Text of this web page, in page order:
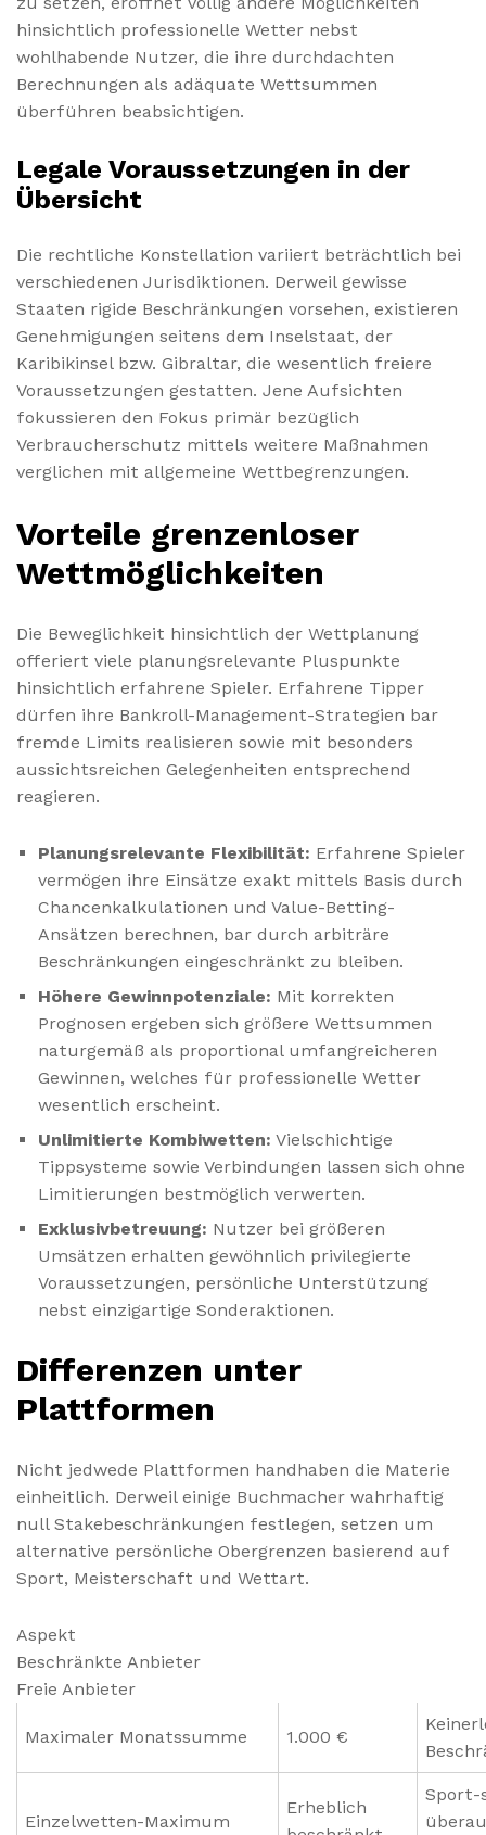
hinsichtlich professionelle Wetter nebst
wohlhabende Nutzer, die ihre durchdachten
Berechnungen als adäquate Wettsummen
überführen beabsichtigen.
Legale Voraussetzungen in der
Übersicht
Die rechtliche Konstellation variiert beträchtlich bei
verschiedenen Jurisdiktionen. Derweil gewisse
Staaten rigide Beschränkungen vorsehen, existieren
Genehmigungen seitens dem Inselstaat, der
Karibikinsel bzw. Gibraltar, die wesentlich freiere
Voraussetzungen gestatten. Jene Aufsichten
fokussieren den Fokus primär bezüglich
Verbraucherschutz mittels weitere Maßnahmen
verglichen mit allgemeine Wettbegrenzungen.
Vorteile grenzenloser
Wettmöglichkeiten
Die Beweglichkeit hinsichtlich der Wettplanung
offeriert viele planungsrelevante Pluspunkte
hinsichtlich erfahrene Spieler. Erfahrene Tipper
dürfen ihre Bankroll-Management-Strategien bar
fremde Limits realisieren sowie mit besonders
aussichtsreichen Gelegenheiten entsprechend
reagieren.
Planungsrelevante Flexibilität: Erfahrene Spieler
vermögen ihre Einsätze exakt mittels Basis durch
Chancenkalkulationen und Value-Betting-
Ansätzen berechnen, bar durch arbiträre
Beschränkungen eingeschränkt zu bleiben.
Höhere Gewinnpotenziale: Mit korrekten
Prognosen ergeben sich größere Wettsummen
naturgemäß als proportional umfangreicheren
Gewinnen, welches für professionelle Wetter
wesentlich erscheint.
Unlimitierte Kombiwetten: Vielschichtige
Tippsysteme sowie Verbindungen lassen sich ohne
Limitierungen bestmöglich verwerten.
Exklusivbetreuung: Nutzer bei größeren
Umsätzen erhalten gewöhnlich privilegierte
Voraussetzungen, persönliche Unterstützung
nebst einzigartige Sonderaktionen.
Differenzen unter
Plattformen
Nicht jedwede Plattformen handhaben die Materie
einheitlich. Derweil einige Buchmacher wahrhaftig
null Stakebeschränkungen festlegen, setzen um
alternative persönliche Obergrenzen basierend auf
Sport, Meisterschaft und Wettart.
Aspekt
Beschränkte Anbieter
Freie Anbieter
Maximaler Monatssumme 1.000 €
Einzelwetten-Maximum
Erheblich
Sport-